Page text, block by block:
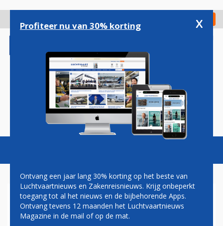
gaan
Check in
Magazine Podcasts Vacatures
TRANSAVIA ZWAAIT LAATSTE
BOEING 737-700'S UIT
Profiteer nu van 30% korting x
Ontvang een jaar lang 30% korting op het beste van
Luchtvaartnieuws en Zakenreisnieuws. Krijg onbeperkt
toegang tot al het nieuws en de bijbehorende Apps.
Ontvang tevens 12 maanden het Luchtvaartnieuws
Magazine in de mail of op de mat.